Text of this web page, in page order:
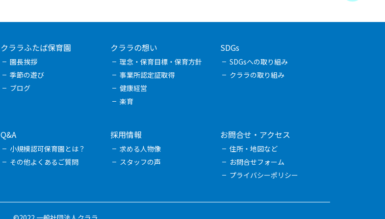
クララふたば保育園
園長挨拶
季節の遊び
ブログ
クララの想い
理念・保育目標・保育方針
事業所認定証取得
健康経営
楽育
SDGs
SDGsへの取り組み
クララの取り組み
Q&A
小規模認可保育園とは？
その他よくあるご質問
採用情報
求める人物像
スタッフの声
お問合せ・アクセス
住所・地図など
お問合せフォーム
プライバシーポリシー